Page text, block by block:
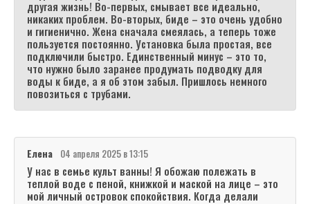
другая жизнь! Во-первых, смывает все идеально,
никаких проблем. Во-вторых, биде – это очень удобно
и гигиенично. Жена сначала смеялась, а теперь тоже
пользуется постоянно. Установка была простая, все
подключили быстро. Единственный минус – это то,
что нужно было заранее продумать подводку для
воды к биде, а я об этом забыл. Пришлось немного
повозиться с трубами.
Елена 04 апреля 2025 в 13:15
У нас в семье культ ванны! Я обожаю полежать в
теплой воде с пеной, книжкой и маской на лице – это
мой личный островок спокойствия. Когда делали